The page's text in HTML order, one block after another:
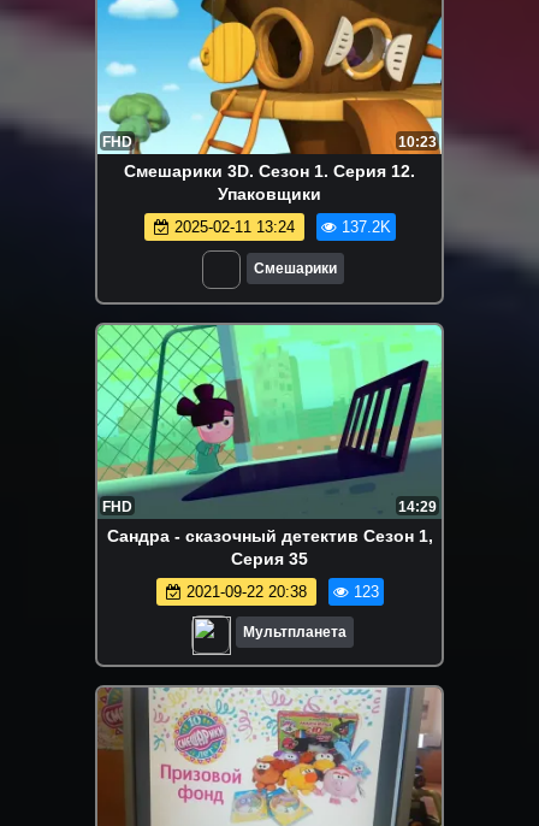
FHD 10:23
Смешарики 3D. Сезон 1. Серия 12.
Упаковщики
2025-02-11 13:24 137.2K
Смешарики
FHD 14:29
Сандра - сказочный детектив Сезон 1,
Серия 35
2021-09-22 20:38 123
Мультпланета